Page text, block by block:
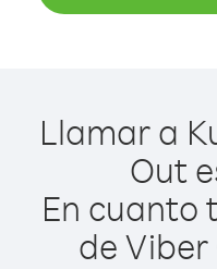
Llamar a
Out
En cuanto
de